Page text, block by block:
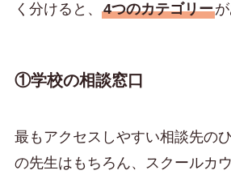
く分けると、 4つのカテゴリーが
①学校の相談窓口
最もアクセスしやすい相談先の
の先生はもちろん、スクールカ